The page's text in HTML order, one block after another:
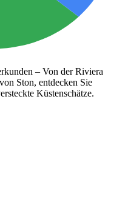
– Von der Riviera
Ston, entdecken Sie
Küstenschätze.